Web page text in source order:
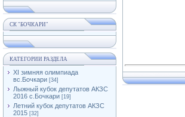
СК "БОЧКАРИ"
КАТЕГОРИИ РАЗДЕЛА
XI зимняя олимпиада
вс.Бочкари [34]
Лыжный кубок депутатов АКЗС
2016 с.Бочкари [19]
Летний кубок депутатов АКЗС
2015 [32]